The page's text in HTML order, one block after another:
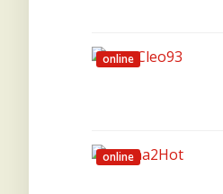
online
online